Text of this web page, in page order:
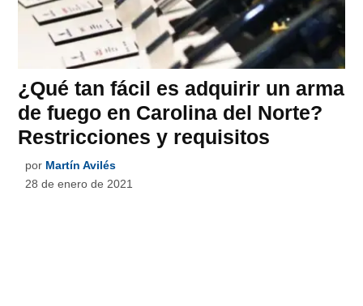
¿Qué tan fácil es adquirir un arma
de fuego en Carolina del Norte?
Restricciones y requisitos
por Martín Avilés
28 de enero de 2021